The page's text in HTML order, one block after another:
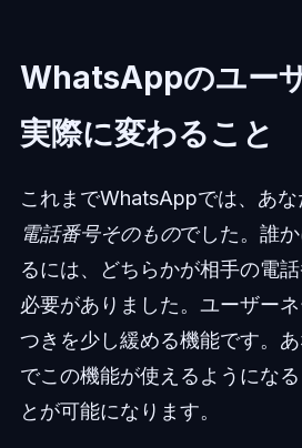
WhatsAppのユー
実際に変わること
これまでWhatsAppでは、あ
電話番号そのものでした。誰
るには、どちらかが相手の電
必要がありました。ユーザー
つきを少し緩める機能です。
でこの機能が使えるようにな
とが可能になります。